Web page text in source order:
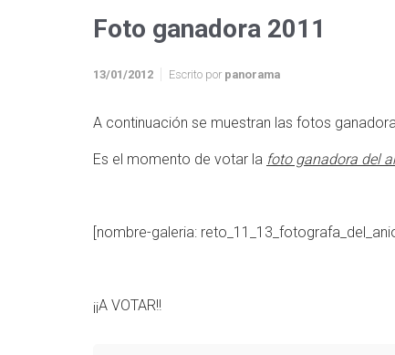
Foto ganadora 2011
13/01/2012 Escrito por panorama
A continuación se muestran las fotos
Es el momento de votar la foto ganadora del
[nombre-galeria:
¡¡A VOTAR!!